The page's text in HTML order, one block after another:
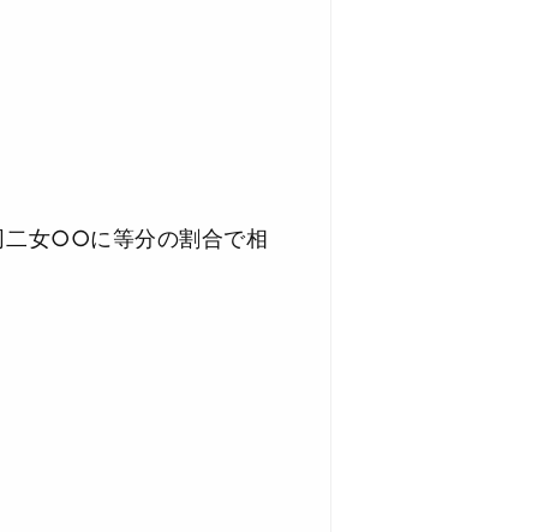
女○○に等分の割合で相